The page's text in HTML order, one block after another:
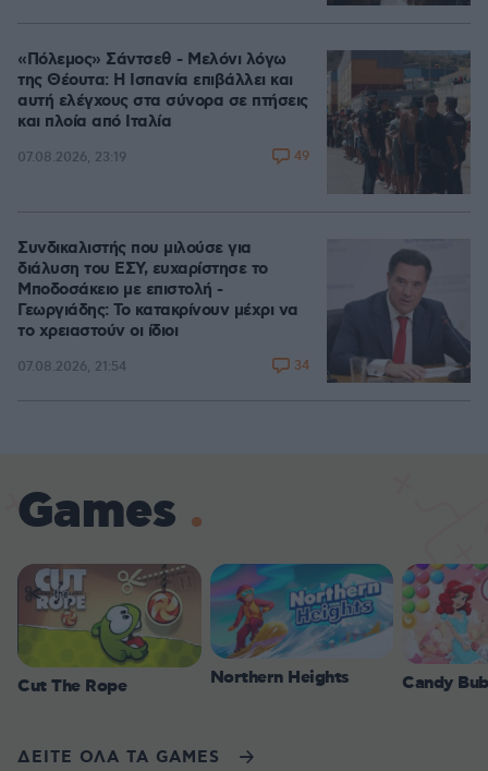
«Πόλεμος» Σάντσεθ - Μελόνι λόγω
της Θέουτα: Η Ισπανία επιβάλλει και
αυτή ελέγχους στα σύνορα σε πτήσεις
και πλοία από Ιταλία
07.08.2026, 23:19 49
Συνδικαλιστής που μιλούσε για
διάλυση του ΕΣΥ, ευχαρίστησε το
Μποδοσάκειο με επιστολή -
Γεωργιάδης: Το κατακρίνουν μέχρι να
το χρειαστούν οι ίδιοι
07.08.2026, 21:54 34
Games
Cut The Rope Northern Heights Candy
ΔΕΙΤΕ ΟΛΑ ΤΑ GAMES